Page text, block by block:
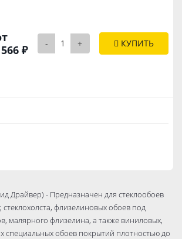
₽
- + КУПИТЬ
Драйвер) - Предназначен для стеклообоев
стеклохолста, флизелиновых обоев под
малярного флизелина, а также виниловых,
специальных обоев покрытий плотностью до